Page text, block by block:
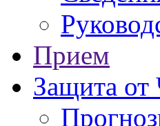
Прием
Защита